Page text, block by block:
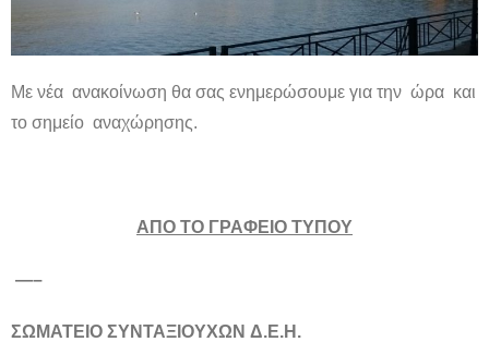
Με νέα ανακοίνωση θα σας ενημερώσουμε για την ώρα και
το σημείο αναχώρησης.
ΑΠΟ ΤΟ ΓΡΑΦΕΙΟ ΤΥΠΟΥ
—–
ΣΩΜΑΤΕΙΟ ΣΥΝΤΑΞΙΟΥΧΩΝ Δ.Ε.Η .